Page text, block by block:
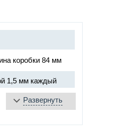
коробки 84 мм
1,5 мм каждый
Развернуть